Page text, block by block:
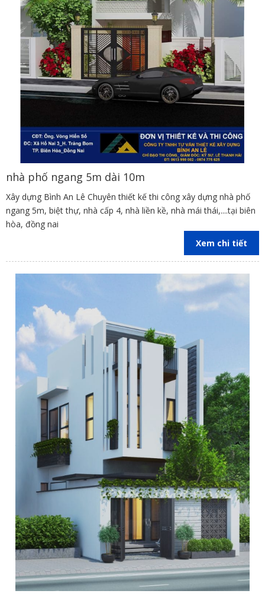
nhà phố ngang 5m dài 10m
Xây dựng Bình An Lê Chuyên thiết kế thi công xây dựng nhà phố
ngang 5m, biệt thự, nhà cấp 4, nhà liền kề, nhà mái thái,....tại biên
hòa, đồng nai
Xem chi tiết